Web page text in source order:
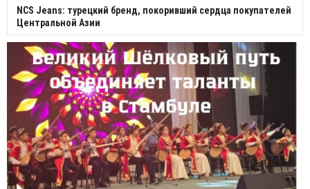
NCS Jeans: турецкий бренд, покоривший сердца покупателей
Центральной Азии